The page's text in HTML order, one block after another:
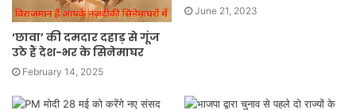
‘छावा’ की दमदार दहाड़ से गूंज
उठे हैं देश-भर के सिनेमाघर
February 14, 2025
June 21, 2023